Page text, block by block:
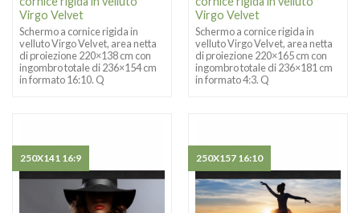
Virgo Velvet
Schermo a cornice rigida in
velluto Virgo Velvet, area netta
di proiezione 220×138 cm con
ingombro totale di 236×154 cm
in formato 16:10. Q
Virgo Velvet
Schermo a cornice rigida in
velluto Virgo Velvet, area netta
di proiezione 220×165 cm con
ingombro totale di 236×181 cm
in formato 4:3. Q
250X141 16:9 250X157 16:10